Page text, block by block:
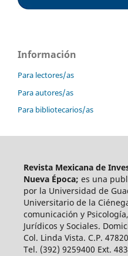
Información
Para lectores/as
Para autores/as
Para bibliotecarios/as
Revista Mexicana de
Nueva Época; es una
por la Universidad de
Universitario de la
comunicación y
Jurídicos y Sociales.
Col. Linda Vista. C.P.
Tel. (392) 9259400 Ext.